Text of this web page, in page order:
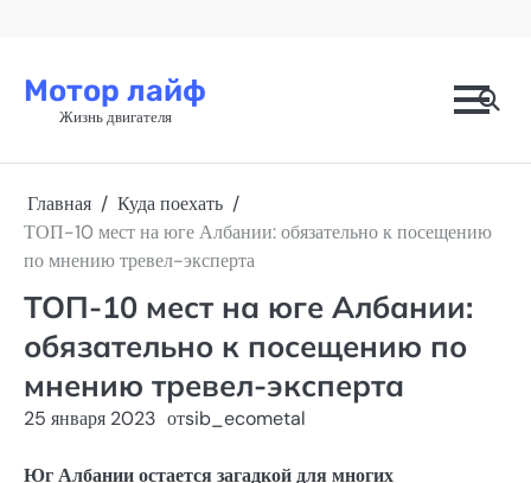
Мотор лайф
Жизнь двигателя
Главная
Куда поехать
ТОП-10 мест на юге Албании: обязательно к посещению
по мнению тревел-эксперта
ТОП-10 мест на юге Албании:
обязательно к посещению по
мнению тревел-эксперта
25 января 2023 отsib_ecometal
Юг Албании остается загадкой для многих